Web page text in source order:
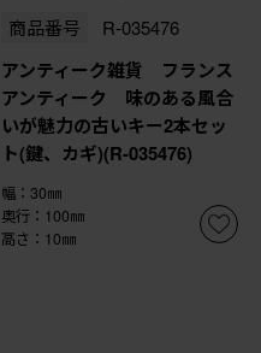
商品番号 R-035476
アンティーク雑貨 フランス
アンティーク 味のある風合
いが魅力の古いキー2本セッ
ト(鍵、カギ)(R-035476)
幅：30㎜
奥行：100㎜
高さ：10㎜